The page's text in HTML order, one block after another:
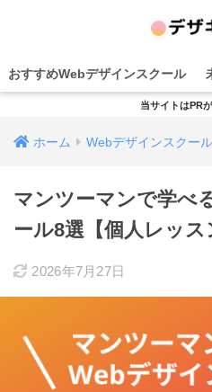
おすすめWebデザインスクール
当サイトはPR
ホーム Webデザインスクール
マンツーマンで学べ
ール8選【個人レッス
2026年7月27日